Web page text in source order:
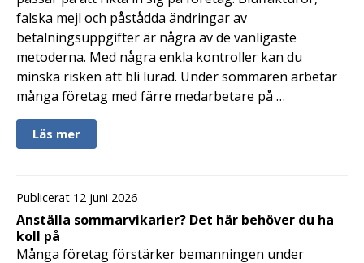
falska mejl och påstådda ändringar av
betalningsuppgifter är några av de vanligaste
metoderna. Med några enkla kontroller kan du
minska risken att bli lurad. Under sommaren arbetar
många företag med färre medarbetare på …
Läs mer
Publicerat 12 juni 2026
Anställa sommarvikarier? Det här behöver du ha
koll på
Många företag förstärker bemanningen under